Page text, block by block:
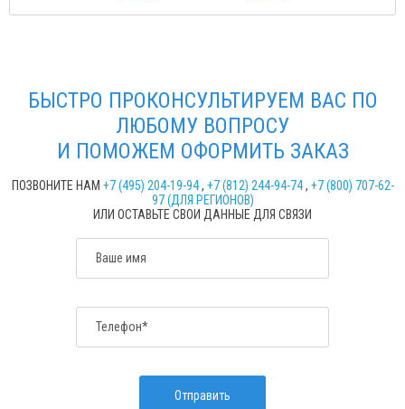
БЫСТРО ПРОКОНСУЛЬТИРУЕМ ВАС ПО
ЛЮБОМУ ВОПРОСУ
И ПОМОЖЕМ ОФОРМИТЬ ЗАКАЗ
ПОЗВОНИТЕ НАМ +7 (495) 204-19-94, +7 (812) 244-94-74, +7 (800) 707-62-
97 (ДЛЯ РЕГИОНОВ)
ИЛИ ОСТАВЬТЕ СВОИ ДАННЫЕ ДЛЯ СВЯЗИ
Ваше имя
Телефон*
Отправить